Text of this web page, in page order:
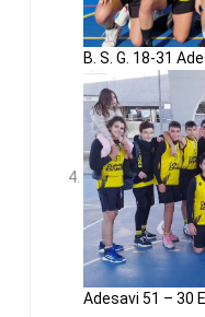
B. S. G. 18-31
Adesavi 51 – 30